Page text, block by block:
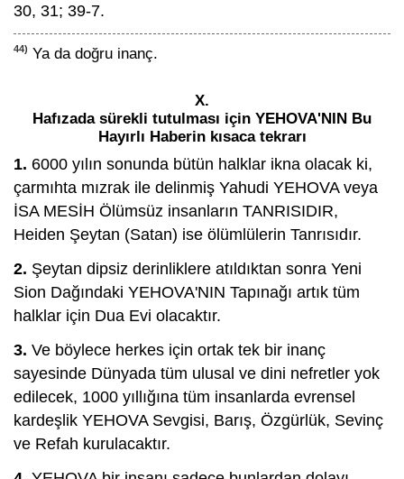
30, 31; 39-7.
44) Ya da doğru inanç.
X.
Hafızada sürekli tutulması için YEHOVA'NIN Bu
Hayırlı Haberin kısaca tekrarı
1. 6000 yılın sonunda bütün halklar ikna olacak ki,
çarmıhta mızrak ile delinmiş Yahudi YEHOVA veya
İSA MESİH Ölümsüz insanların TANRISIDIR,
Heiden Şeytan (Satan) ise ölümlülerin Tanrısıdır.
2. Şeytan dipsiz derinliklere atıldıktan sonra Yeni
Sion Dağındaki YEHOVA'NIN Tapınağı artık tüm
halklar için Dua Evi olacaktır.
3. Ve böylece herkes için ortak tek bir inanç
sayesinde Dünyada tüm ulusal ve dini nefretler yok
edilecek, 1000 yıllığına tüm insanlarda evrensel
kardeşlik YEHOVA Sevgisi, Barış, Özgürlük, Sevinç
ve Refah kurulacaktır.